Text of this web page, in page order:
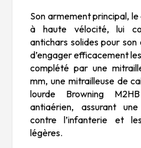
Son armement principal,
à haute vélocité, lui
antichars solides pour
d’engager efficacement
complété par une
mm, une mitrailleuse de
lourde Browning
antiaérien, assurant
contre l’infanterie et
légères.